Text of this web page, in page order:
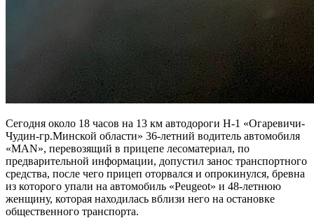
Сегодня около 18 часов на 13 км автодороги Н-1 «Огаревичи-
Чудин-гр.Минской области» 36-летний водитель автомобиля
«MAN», перевозящий в прицепе лесоматериал, по
предварительной информации, допустил занос транспортного
средства, после чего прицеп оторвался и опрокинулся, бревна
из которого упали на автомобиль «Peugeot» и 48-летнюю
женщину, которая находилась вблизи него на остановке
общественного транспорта.